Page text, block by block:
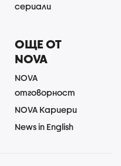
сериали
ОЩЕ ОТ
NOVA
NOVA
отговорност
NOVA Кариери
News in English